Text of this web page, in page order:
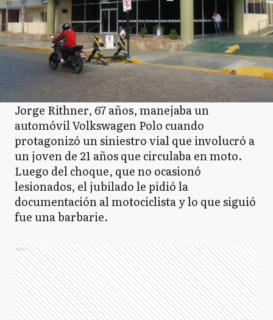
Jorge Rithner, 67 años, manejaba un
automóvil Volkswagen Polo cuando
protagonizó un siniestro vial que involucró a
un joven de 21 años que circulaba en moto.
Luego del choque, que no ocasionó
lesionados, el jubilado le pidió la
documentación al motociclista y lo que siguió
fue una barbarie.
Ads